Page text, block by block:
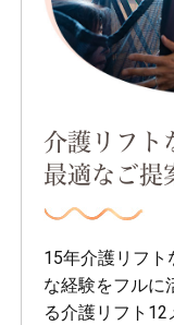
介護リフト
最適なご提
15年介護リフト
な経験をフルに
る介護リフト